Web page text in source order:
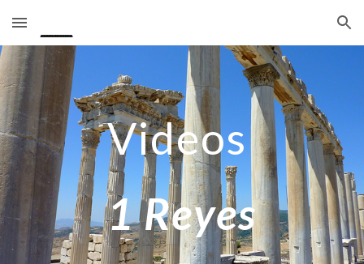
Skip to main content Skip to navigation
Videos
1 Reyes